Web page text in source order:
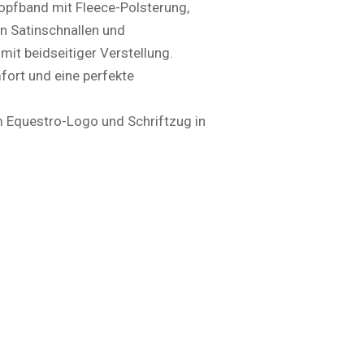
mit Fleece-Polsterung,
Satinschnallen und
beidseitiger Verstellung.
und eine perfekte
Equestro-Logo und Schriftzug in